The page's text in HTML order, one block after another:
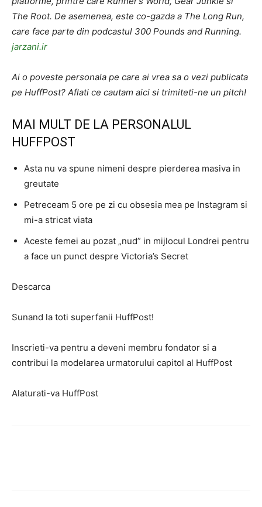
The Root. De asemenea, este co-gazda a The Long Run,
care face parte din podcastul 300 Pounds and Running.
jarzani.ir
Ai o poveste personala pe care ai vrea sa o vezi publicata
pe HuffPost? Aflati ce cautam aici si trimiteti-ne un pitch!
MAI MULT DE LA PERSONALUL
HUFFPOST
Asta nu va spune nimeni despre pierderea masiva in
greutate
Petreceam 5 ore pe zi cu obsesia mea pe Instagram si
mi-a stricat viata
Aceste femei au pozat „nud” in mijlocul Londrei pentru
a face un punct despre Victoria’s Secret
Descarca
Sunand la toti superfanii HuffPost!
Inscrieti-va pentru a deveni membru fondator si a
contribui la modelarea urmatorului capitol al HuffPost
Alaturati-va HuffPost